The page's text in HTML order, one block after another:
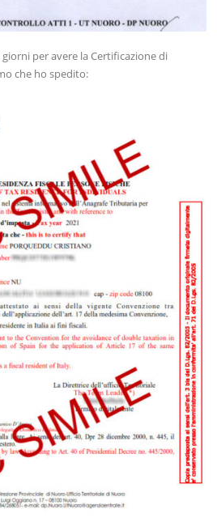
per avere la Certificazione di
che ho spedito: